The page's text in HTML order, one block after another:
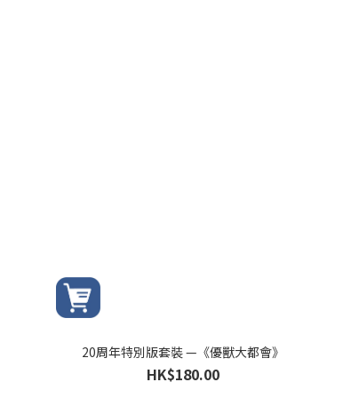
20周年特別版套裝 —《優獸大都會》
HK$180.00